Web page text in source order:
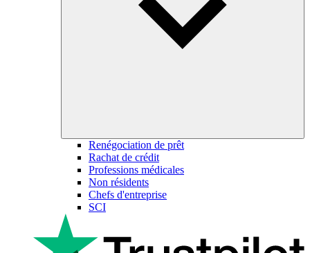
Renégociation de prêt
Rachat de crédit
Professions médicales
Non résidents
Chefs d'entreprise
SCI